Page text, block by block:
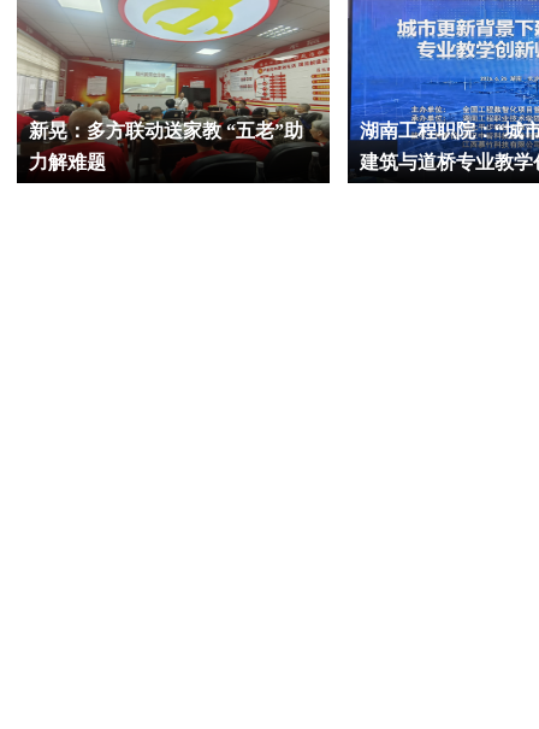
新晃：多方联动送家教 “五老”助
力解难题
湖南工程职院：“城
建筑与道桥专业教学